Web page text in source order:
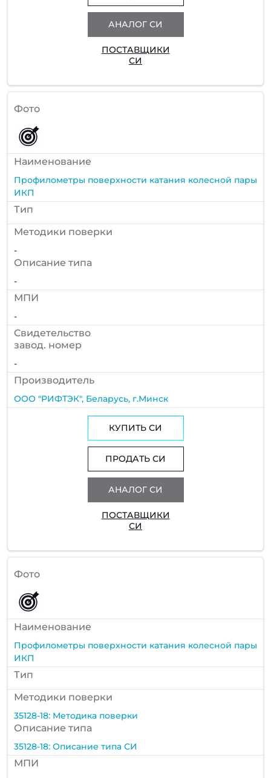
АНАЛОГ СИ
ПОСТАВЩИКИ
СИ
Фото
Наименование
Профилометры поверхности катания колесной пары
ИКП
Тип
Методики поверки
-
Описание типа
-
МПИ
-
Cвидетельство
завод. номер
-
Производитель
ООО "РИФТЭК", Беларусь, г.Минск
КУПИТЬ СИ
ПРОДАТЬ СИ
АНАЛОГ СИ
ПОСТАВЩИКИ
СИ
Фото
Наименование
Профилометры поверхности катания колесной пары
ИКП
Тип
Методики поверки
35128-18: Методика поверки
Описание типа
35128-18: Описание типа СИ
МПИ